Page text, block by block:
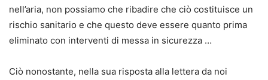
nell’aria, non possiamo che ribadire che ciò costituisce un
rischio sanitario e che questo deve essere quanto prima
eliminato con interventi di messa in sicurezza …
Ciò nonostante, nella sua risposta alla lettera da noi